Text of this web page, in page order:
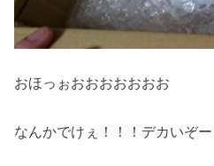
おほっぉおおおおおおお
なんかでけぇ！！！デカいぞ